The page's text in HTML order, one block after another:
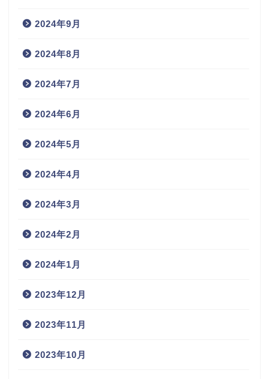
2024年9月
2024年8月
2024年7月
2024年6月
2024年5月
2024年4月
2024年3月
2024年2月
2024年1月
2023年12月
2023年11月
2023年10月